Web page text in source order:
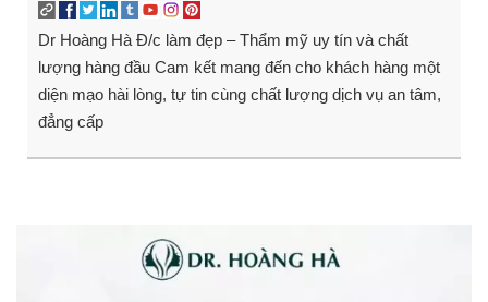
Dr Hoàng Hà Đ/c làm đẹp – Thẩm mỹ uy tín và chất
lượng hàng đầu Cam kết mang đến cho khách hàng một
diện mạo hài lòng, tự tin cùng chất lượng dịch vụ an tâm,
đẳng cấp